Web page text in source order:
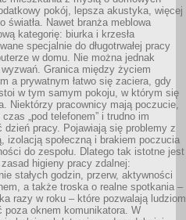
pokój, lepsza akustyka, więcej
światła. Nawet branża meblowa
kategorię: biurka i krzesła
specjalnie do długotrwałej pracy
w domu. Nie można jednak
wyzwań. Granica między życiem
a prywatnym łatwo się zaciera, gdy
w tym samym pokoju, w którym się
Niektórzy pracownicy mają poczucie,
czas „pod telefonem” i trudno im
dzień pracy. Pojawiają się problemy z
izolacją społeczną i brakiem poczucia
do zespołu. Dlatego tak istotne jest
higieny pracy zdalnej:
stałych godzin, przerw, aktywności
a także troska o realne spotkania –
razy w roku – które pozwalają ludziom
poza oknem komunikatora. W